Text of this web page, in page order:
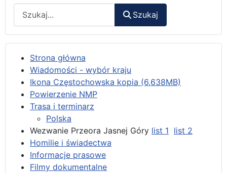
Szukaj
Strona główna
Wiadomości - wybór kraju
Ikona Częstochowska kopia (6,638MB)
Powierzenie NMP
Trasa i terminarz
Polska
Wezwanie Przeora Jasnej Góry list 1 list 2
Homilie i świadectwa
Informacje prasowe
Filmy dokumentalne